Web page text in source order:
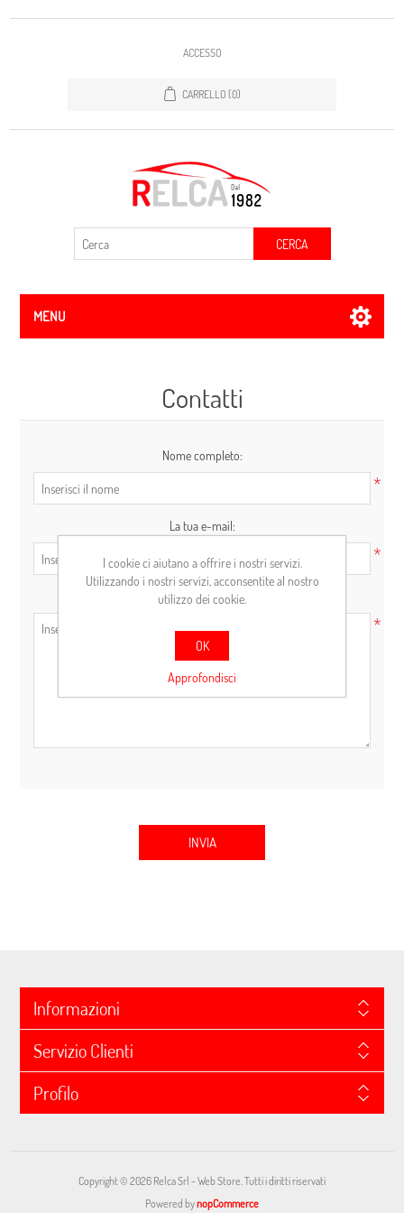
ACCESSO
CARRELLO (0)
CERCA
MENU
Contatti
Nome completo:
*
La tua e-mail:
*
Richiesta:
*
INVIA
Informazioni
Servizio Clienti
Profilo
Copyright © 2026 Relca Srl - Web Store. Tutti i diritti riservati
Powered bynopCommerce
I cookie ci aiutano a offrire i nostri servizi.
Utilizzando i nostri servizi, acconsentite al nostro
utilizzo dei cookie.
OK
Approfondisci